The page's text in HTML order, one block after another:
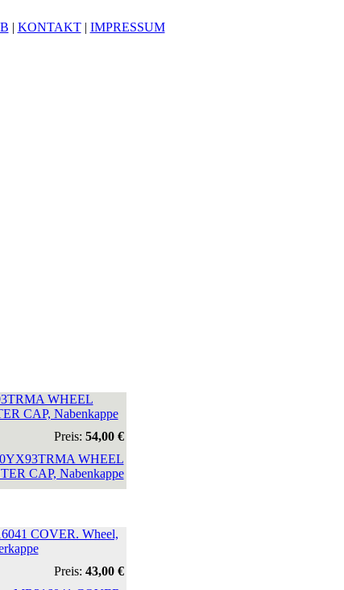
| KONTAKT| IMPRESSUM
WHEEL
CAP, Nabenkappe
Preis: 54,00 €
COVER. Wheel,
Preis: 43,00 €